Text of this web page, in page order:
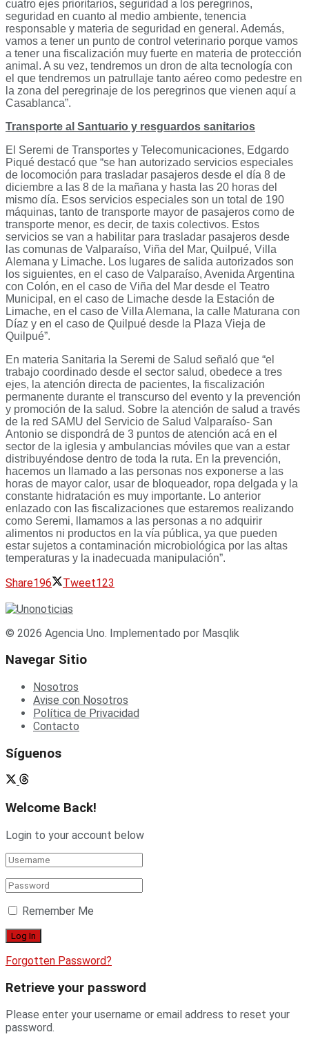
cuatro ejes prioritarios, seguridad a los peregrinos,
seguridad en cuanto al medio ambiente, tenencia
responsable y materia de seguridad en general. Además,
vamos a tener un punto de control veterinario porque vamos
a tener una fiscalización muy fuerte en materia de protección
animal. A su vez, tendremos un dron de alta tecnología con
el que tendremos un patrullaje tanto aéreo como pedestre en
la zona del peregrinaje de los peregrinos que vienen aquí a
Casablanca”.
Transporte al Santuario y resguardos sanitarios
El Seremi de Transportes y Telecomunicaciones, Edgardo
Piqué destacó que “se han autorizado servicios especiales
de locomoción para trasladar pasajeros desde el día 8 de
diciembre a las 8 de la mañana y hasta las 20 horas del
mismo día. Esos servicios especiales son un total de 190
máquinas, tanto de transporte mayor de pasajeros como de
transporte menor, es decir, de taxis colectivos. Estos
servicios se van a habilitar para trasladar pasajeros desde
las comunas de Valparaíso, Viña del Mar, Quilpué, Villa
Alemana y Limache. Los lugares de salida autorizados son
los siguientes, en el caso de Valparaíso, Avenida Argentina
con Colón, en el caso de Viña del Mar desde el Teatro
Municipal, en el caso de Limache desde la Estación de
Limache, en el caso de Villa Alemana, la calle Maturana con
Díaz y en el caso de Quilpué desde la Plaza Vieja de
Quilpué”.
En materia Sanitaria la Seremi de Salud señaló que “el
trabajo coordinado desde el sector salud, obedece a tres
ejes, la atención directa de pacientes, la fiscalización
permanente durante el transcurso del evento y la prevención
y promoción de la salud. Sobre la atención de salud a través
de la red SAMU del Servicio de Salud Valparaíso- San
Antonio se dispondrá de 3 puntos de atención acá en el
sector de la iglesia y ambulancias móviles que van a estar
distribuyéndose dentro de toda la ruta. En la prevención,
hacemos un llamado a las personas nos exponerse a las
horas de mayor calor, usar de bloqueador, ropa delgada y la
constante hidratación es muy importante. Lo anterior
enlazado con las fiscalizaciones que estaremos realizando
como Seremi, llamamos a las personas a no adquirir
alimentos ni productos en la vía pública, ya que pueden
estar sujetos a contaminación microbiológica por las altas
temperaturas y la inadecuada manipulación”.
Share196 Tweet123
© 2026 Agencia Uno. Implementado por Masqlik
Navegar Sitio
Nosotros
Avise con Nosotros
Política de Privacidad
Contacto
Síguenos
Welcome Back!
Login to your account below
Remember Me
Forgotten Password?
Retrieve your password
Please enter your username or email address to reset your
password.